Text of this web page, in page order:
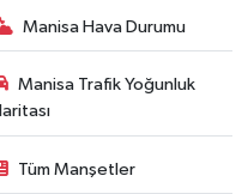
Cuma günü elektrik
Manisa Hava Durumu
Manisa Trafik Yoğunluk
Tüm Manşetler